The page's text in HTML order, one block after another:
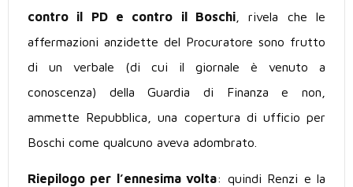
contro il PD e contro il Boschi , rivela che le
affermazioni anzidette del Procuratore sono frutto
di un verbale (di cui il giornale è venuto a
conoscenza) della Guardia di Finanza e non,
ammette Repubblica, una copertura di ufficio per
Boschi come qualcuno aveva adombrato.
Riepilogo per l’ennesima volta: quindi Renzi e la